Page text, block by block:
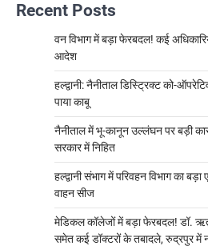
Recent Posts
वन विभाग में बड़ा फेरबदल! कई
आदेश
हल्द्वानी: नैनीताल डिस्ट्रिक्ट को-
पाया काबू
नैनीताल में भू-कानून उल्लंघन पर बड़ी
सरकार में निहित
हल्द्वानी संभाग में परिवहन विभाग का
वाहन सीज
मेडिकल कॉलेजों में बड़ा फेरबदल! डॉ.
समेत कई डॉक्टरों के तबादले, रुद्रपुर में